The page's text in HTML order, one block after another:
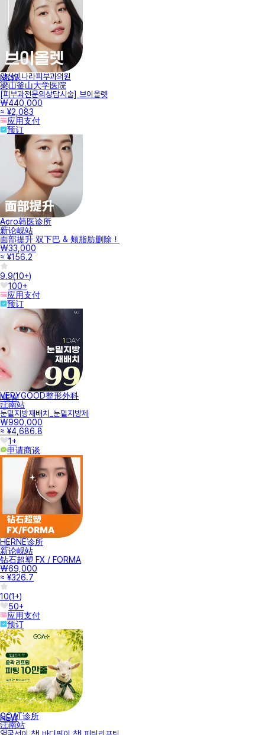
NEW
양산빛나라피부과의원
梁山釜山大学医院
[피부과전문의상담시술] 브이올렛
₩440,000
≈ ¥2,083
应用支付
预订
Acro韩医诊所
新论岘站
面部提升 双下巴 & 颊脂肪删除！
₩33,000
≈ ¥156.2
9.9(10+)
100+
应用支付
预订
NEW
VERYGOOD整形外科
江南站
눈밑지방재배치_눈밑지방제
₩990,000
≈ ¥4,686.8
1+
申请商谈
HERNE诊所
新论岘站
钻石超塑 FX / FORMA
₩69,000
≈ ¥326.7
10(1+)
50+
应用支付
预订
NEW
GOAT诊所
江南站